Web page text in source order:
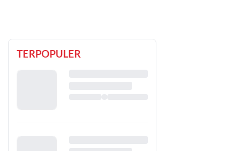
TERPOPULER